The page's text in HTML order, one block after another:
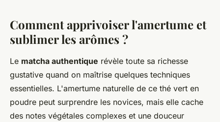
Comment apprivoiser l'amertume et
sublimer les arômes ?
Le matcha authentique révèle toute sa richesse
gustative quand on maîtrise quelques techniques
essentielles. L'amertume naturelle de ce thé vert en
poudre peut surprendre les novices, mais elle cache
des notes végétales complexes et une douceur